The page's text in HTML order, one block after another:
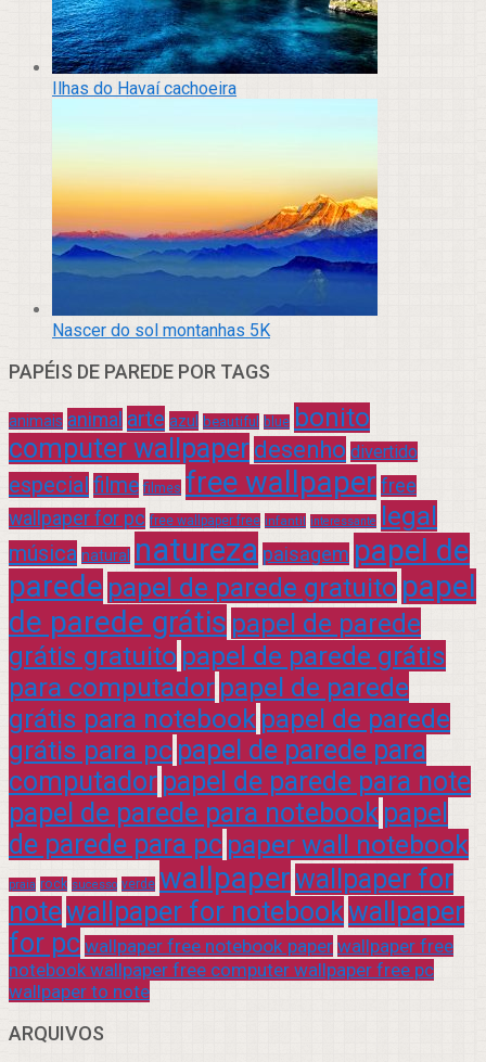
Ilhas do Havaí cachoeira
Nascer do sol montanhas 5K
PAPÉIS DE PAREDE POR TAGS
animais animal arte azul beautiful blue bonito
computer wallpaper desenho divertido
especial filme filmes free wallpaper free
wallpaper for pc free wallpaper free infantil interessante legal
música natural natureza paisagem papel de
parede papel de parede gratuito papel
de parede grátis papel de parede
grátis gratuito papel de parede grátis
para computador papel de parede
grátis para notebook papel de parede
grátis para pc papel de parede para
computador papel de parede para note
papel de parede para notebook papel
de parede para pc paper wall notebook
praia rock sucesso verde wallpaperwallpaper for
notewallpaper for notebookwallpaper
for pc wallpaper free notebook paper wallpaper free
notebook wallpaper free computer wallpaper free pc
wallpaper to note
ARQUIVOS